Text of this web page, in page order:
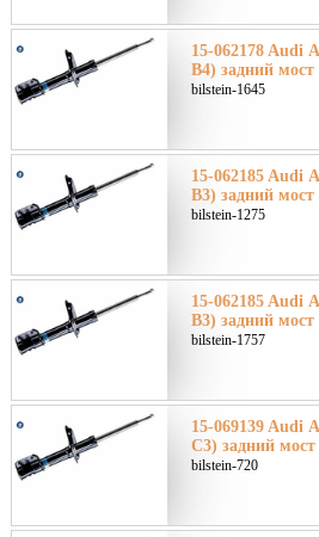
15-062178 Audi
B4) задний мост
bilstein-1645
15-062185 Audi
B3) задний мост
bilstein-1275
15-062185 Audi
B3) задний мост
bilstein-1757
15-069139 Audi
C3) задний мост
bilstein-720